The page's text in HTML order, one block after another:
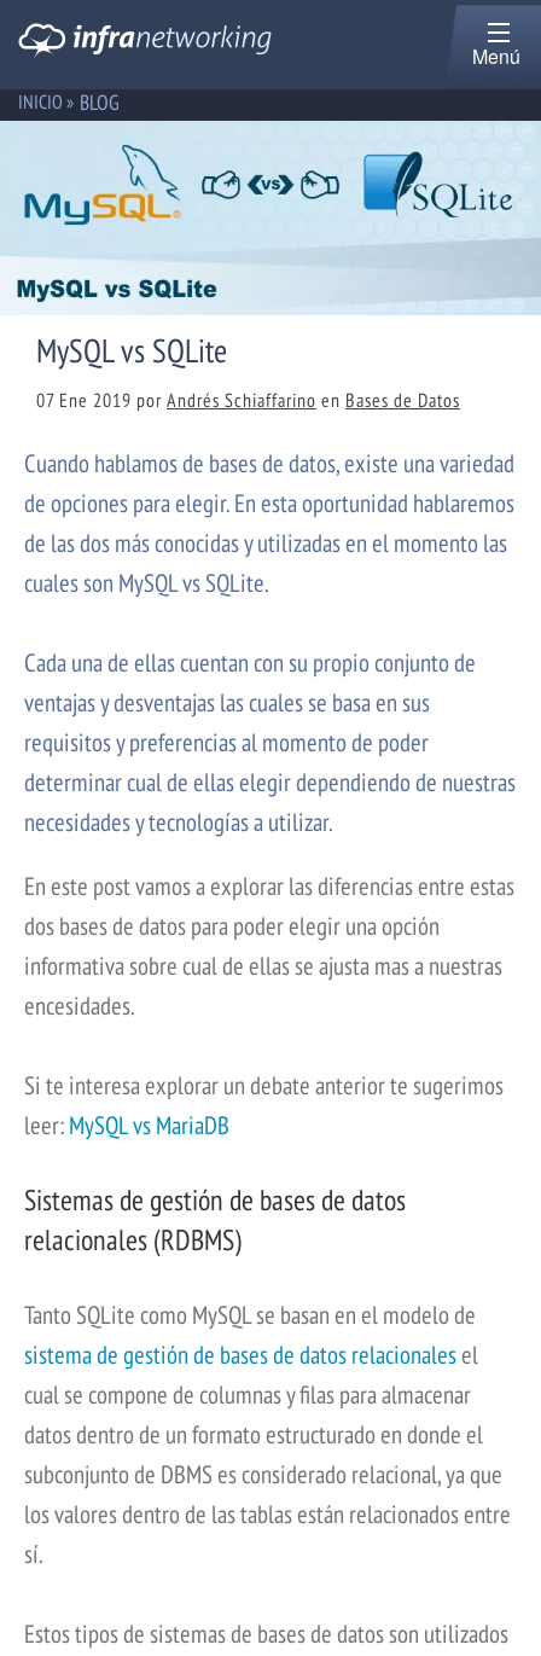
Menú
INICIO » BLOG
MySQL vs SQLite
07 Ene 2019 por Andrés Schiaffarino en Bases de Datos
Cuando hablamos de bases de datos, existe una variedad
de opciones para elegir. En esta oportunidad hablaremos
de las dos más conocidas y utilizadas en el momento las
cuales son MySQL vs SQLite.
Cada una de ellas cuentan con su propio conjunto de
ventajas y desventajas las cuales se basa en sus
requisitos y preferencias al momento de poder
determinar cual de ellas elegir dependiendo de nuestras
necesidades y tecnologías a utilizar.
En este post vamos a explorar las diferencias entre estas
dos bases de datos para poder elegir una opción
informativa sobre cual de ellas se ajusta mas a nuestras
encesidades.
​Si te interesa explorar un debate anterior te sugerimos
leer:MySQL vs MariaDB
Sistemas de gestión de bases de datos
relacionales (RDBMS)
Tanto SQLite como MySQL se basan en el modelo de
sistema de gestión de bases de datos relacionalesel
cual se compone de columnas y filas para almacenar
datos dentro de un formato estructurado en donde el
subconjunto de DBMS es considerado relacional, ya que
los valores dentro de las tablas están relacionados entre
sí.
Estos tipos de sistemas de bases de datos son utilizados